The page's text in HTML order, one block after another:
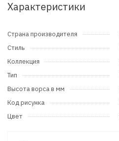
Характеристики
Страна производителя
Стиль
Коллекция
Тип
Высота ворса в мм
Код рисунка
Цвет